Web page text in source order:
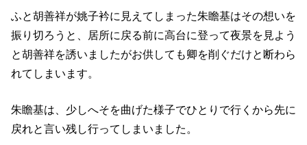
ふと胡善祥が姚子衿に見えてしまった朱瞻基はその想いを
振り切ろうと、居所に戻る前に高台に登って夜景を見よう
と胡善祥を誘いましたがお供しても卿を削ぐだけと断わら
れてしまいます。
朱瞻基は、少しへそを曲げた様子でひとりで行くから先に
戻れと言い残し行ってしまいました。